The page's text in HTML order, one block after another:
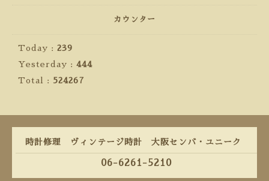
カウンター
Today : 239
Yesterday : 444
Total : 524267
時計修理 ヴィンテージ時計 大阪センバ・ユニーク
06-6261-5210